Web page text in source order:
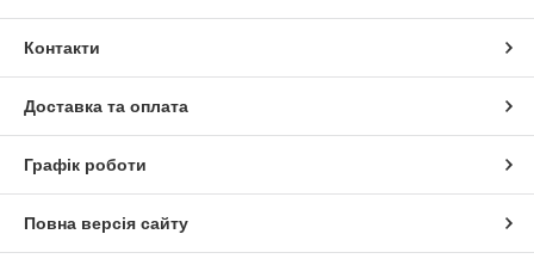
Контакти
Доставка та оплата
Графік роботи
Повна версія сайту